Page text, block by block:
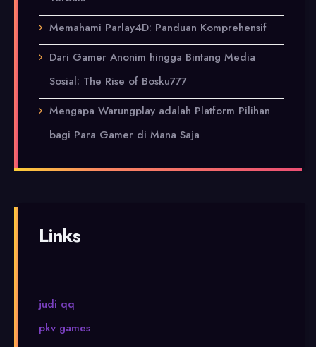
Memahami Parlay4D: Panduan Komprehensif
Dari Gamer Anonim hingga Bintang Media
Sosial: The Rise of Bosku777
Mengapa Warungplay adalah Platform Pilihan
bagi Para Gamer di Mana Saja
Links
judi qq
pkv games